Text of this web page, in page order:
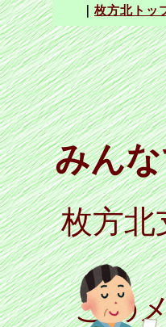
みん
枚方北
この